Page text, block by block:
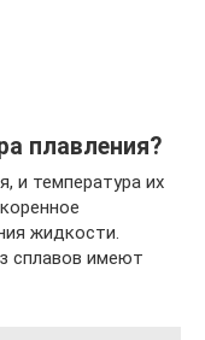
плавления?
и температура их
жидкости.
сплавов имеют